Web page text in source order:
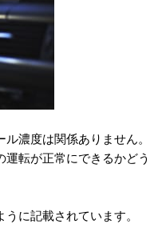
濃度は関係ありません。
転が正常にできるかどう
に記載されています。